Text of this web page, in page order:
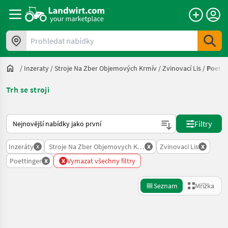
Prohledat nabídky
/ Inzeraty /Stroje Na Zber Objemových Krmív /Zvinovací Lis /
Trh se stroji
Takto se řadí nabídky na Landwirt.com
Filtry
Inzeráty x Stroje Na Zber Objemovych Krmiv
x Zvinovaci Lis x
Poettinger x x Vymazat všechny filtry
Seznam Mřížka